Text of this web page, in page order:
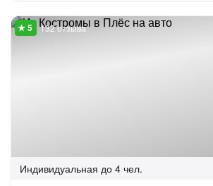
132 отзыва
Индивидуальная до 4 чел.